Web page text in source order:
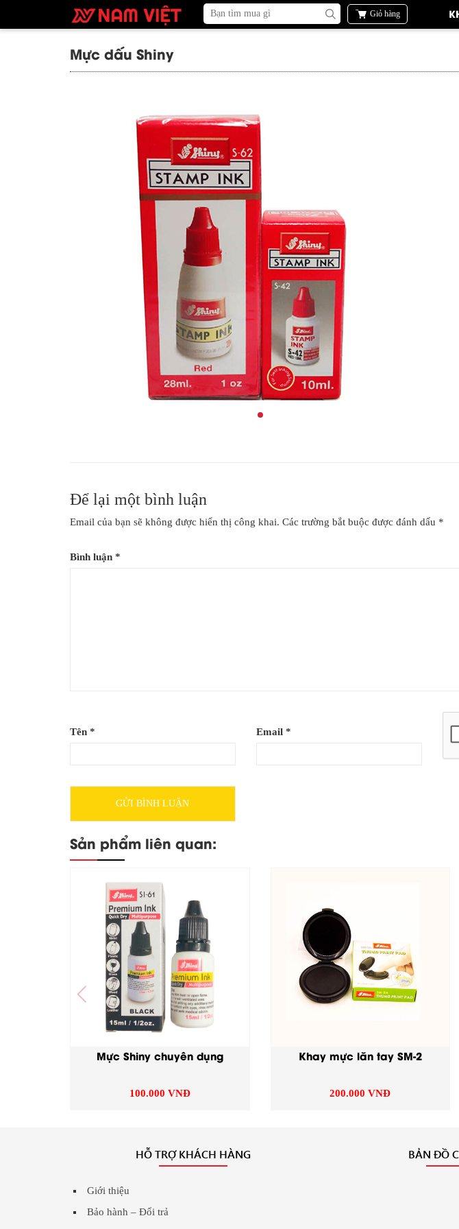
Giỏ hàng
Mực dấu Shiny
Để lại một bình luận
Email của bạn sẽ không được hiển thị công khai. Các trường bắt buộc được đánh dấu *
Bình luận *
Tên * Email *
Sản phẩm liên quan:
Mực Shiny chuyên dụng
100.000 VNĐ
Khay mực lăn tay SM-2
200.000 VNĐ
HỖ TRỢ KHÁCH HÀNG
Giới thiệu
Bảo hành – Đổi trả
BẢN ĐỒ